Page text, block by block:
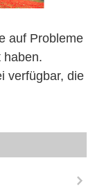
auf Probleme
haben.
verfügbar, die